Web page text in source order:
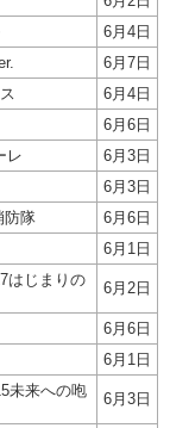
6月4日
6月7日
6月4日
6月6日
レ
6月3日
6月3日
防隊
6月6日
6月1日
はじまりの
6月2日
6月6日
6月1日
未来への咆
6月3日